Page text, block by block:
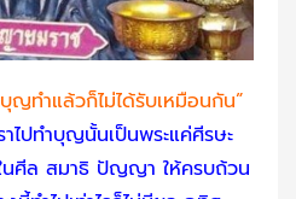
ญทำแล้วก็ไม่ได้รับเหมือนกัน”
าไปทำบุญนั้นเป็นพระแค่ศีรษะ
นศีล สมาธิ ปัญญา ให้ครบถ้วน